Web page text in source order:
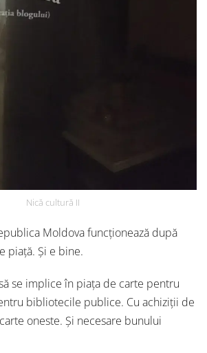
Nică cultură II
Moldova funcționează după
piață. Și e bine.
se implice în piața de carte pentru
bibliotecile publice. Cu achiziții de
oneste. Și necesare bunului